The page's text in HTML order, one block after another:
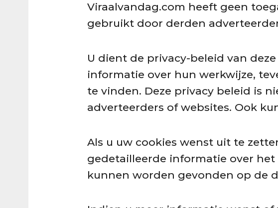
Viraalvandag.com heeft geen
gebruikt door derden
U dient de privacy-beleid van
informatie over hun werkwijze,
te vinden. Deze privacy beleid is
adverteerders of websites. Ook
Als u uw cookies wenst uit te
gedetailleerde informatie over
kunnen worden gevonden op de